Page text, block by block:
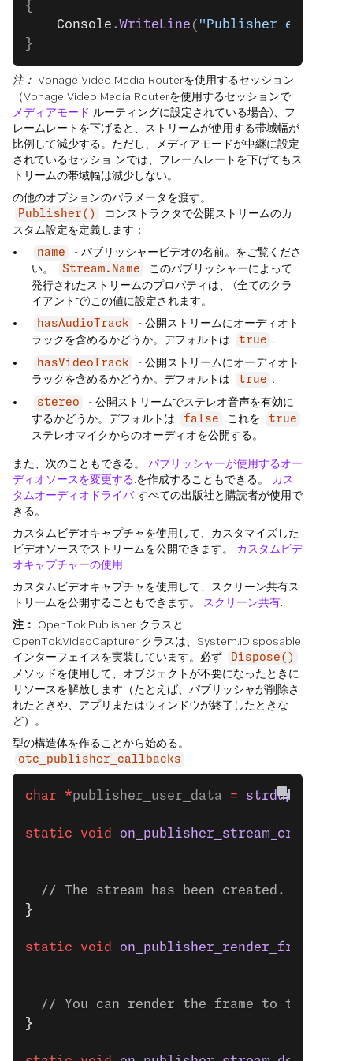
{
    Console
.WriteLine ( "Publisher error:"
}
注： Vonage Video Media Routerを使用するセッション
（Vonage Video Media Routerを使用するセッションで
メディアモード ルーティングに設定されている場合)、フ
レームレートを下げると、ストリームが使用する帯域幅が
比例して減少する。ただし、メディアモードが中継に設定
されているセッショ ンでは、フレームレートを下げてもス
トリームの帯域幅は減少しない。
の他のオプションのパラメータを渡す。
Publisher()
コンストラクタで公開ストリームのカ
スタム設定を定義します：
name
- パブリッシャービデオの名前。をご覧くださ
い。
Stream.Name
このパブリッシャーによって
発行されたストリームのプロパティは、 (全てのクラ
イアントで)この値に設定されます。
hasAudioTrack
- 公開ストリームにオーディオト
ラックを含めるかどうか。デフォルトは
true .
hasVideoTrack
- 公開ストリームにオーディオト
ラックを含めるかどうか。デフォルトは
true .
stereo
- 公開ストリームでステレオ音声を有効に
するかどうか。デフォルトは
false .これを true
ステレオマイクからのオーディオを公開する。
また、次のこともできる。 パブリッシャーが使用するオー
ディオソースを変更する.を作成することもできる。 カス
タムオーディオドライバすべての出版社と購読者が使用で
きる。
カスタムビデオキャプチャを使用して、カスタマイズした
ビデオソースでストリームを公開できます。 カスタムビデ
オキャプチャーの使用.
カスタムビデオキャプチャを使用して、スクリーン共有ス
トリームを公開することもできます。
スクリーン共有.
注：
OpenTok.Publisher クラスと
OpenTok.VideoCapturer クラスは、System.IDisposable
インターフェイスを実装しています。必ず
Dispose()
メソッドを使用して、オブジェクトが不要になったときに
リソースを解放します（たとえば、パブリッシャが削除さ
れたときや、アプリまたはウィンドウが終了したときな
ど）。
型の構造体を作ることから始める。
otc_publisher_callbacks :
char *publisher_user_data = strdup
static void on_publisher_stream_created
  // The stream has been created.
}
static void on_publisher_render_frame
  // You can render the frame to the UI.
}